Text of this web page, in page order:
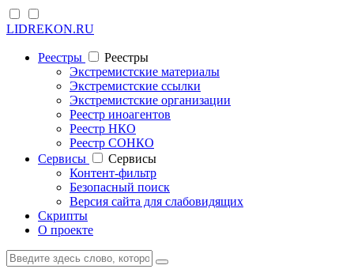
LIDREKON.RU
Реестры
Реестры
Экстремистские материалы
Экстремистские ссылки
Экстремистские организации
Реестр иноагентов
Реестр НКО
Реестр СОНКО
Cервисы
Cервисы
Контент-фильтр
Безопасный поиск
Версия сайта для слабовидящих
Скрипты
О проекте